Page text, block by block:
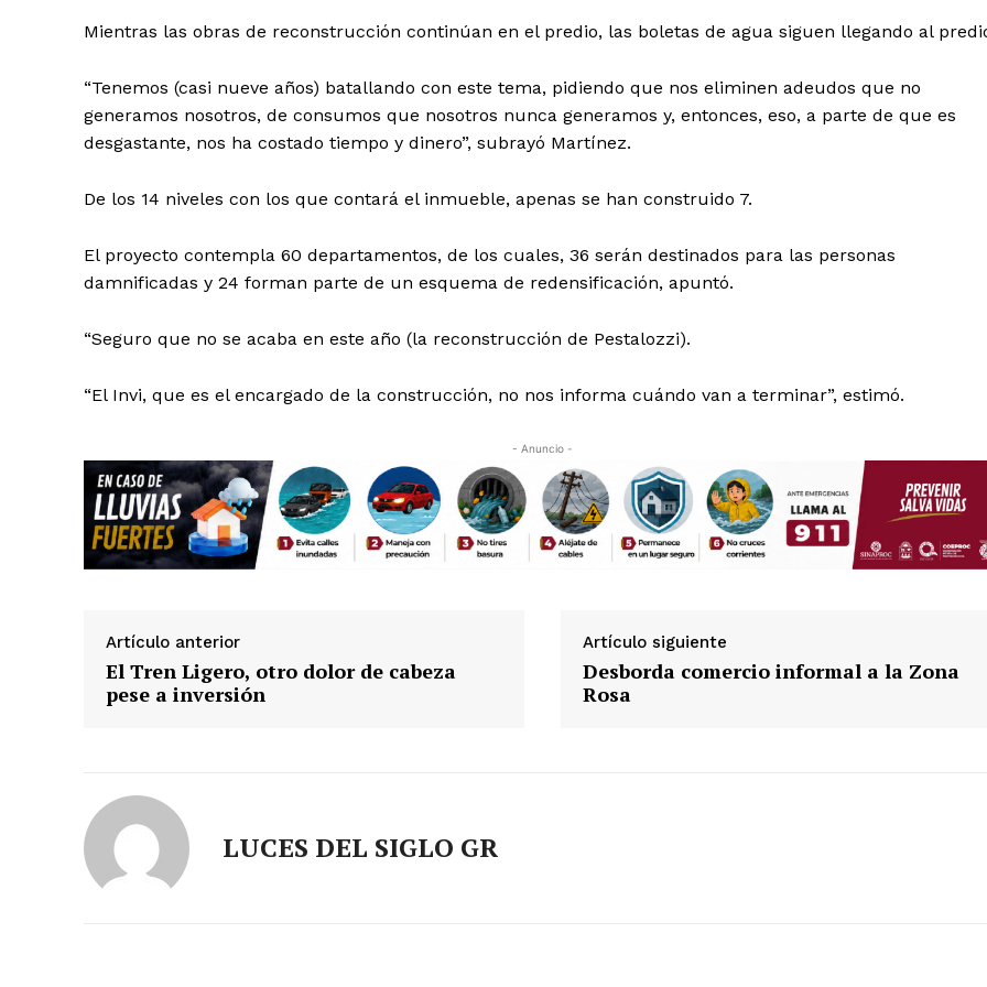
Mientras las obras de reconstrucción continúan en el predio, las boletas de agua siguen llegando al
“Tenemos (casi nueve años) batallando con este tema, pidiendo que nos eliminen adeudos que no
generamos nosotros, de consumos que nosotros nunca generamos y, entonces, eso, a parte de que es
desgastante, nos ha costado tiempo y dinero”, subrayó Martínez.
De los 14 niveles con los que contará el inmueble, apenas se han construido 7.
El proyecto contempla 60 departamentos, de los cuales, 36 serán destinados para las personas
damnificadas y 24 forman parte de un esquema de redensificación, apuntó.
“Seguro que no se acaba en este año (la reconstrucción de Pestalozzi).
“El Invi, que es el encargado de la construcción, no nos informa cuándo van a terminar”, estimó.
- Anuncio -
Artículo anterior
El Tren Ligero, otro dolor de cabeza
pese a inversión
Artículo siguiente
Desborda comercio informal a la Zona
Rosa
LUCES DEL SIGLO GR